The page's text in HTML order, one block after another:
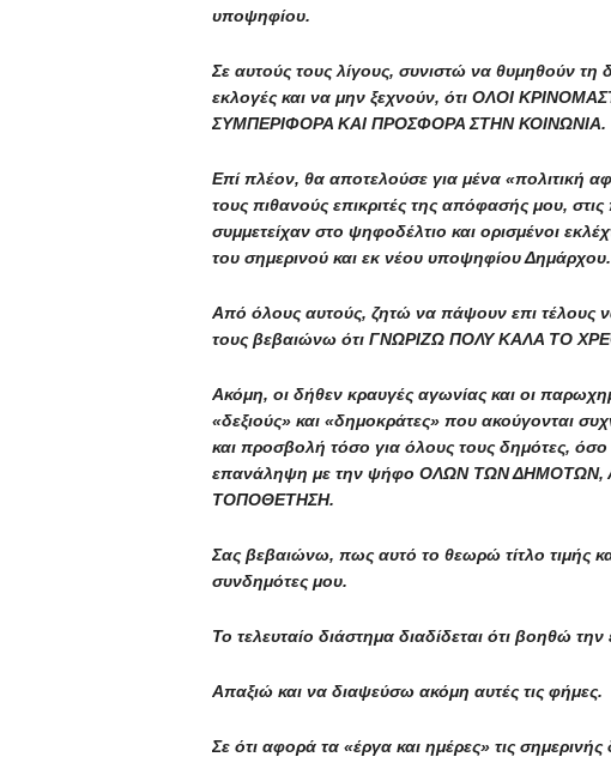
υποψηφίου.
Σε αυτούς τους λίγους, συνιστώ να θυμηθούν τη
εκλογές και να μην ξεχνούν, ότι ΟΛΟΙ
ΣΥΜΠΕΡΙΦΟΡΑ ΚΑΙ ΠΡΟΣΦΟΡΑ ΣΤΗΝ ΚΟΙΝΩΝΙΑ.
Επί πλέον, θα αποτελούσε για μένα «πολιτική
τους πιθανούς επικριτές της απόφασής μου,
συμμετείχαν στο ψηφοδέλτιο και ορισμένοι
του σημερινού και εκ νέου υποψηφίου Δημάρχου.
Από όλους αυτούς, ζητώ να πάψουν επι τέλους
τους βεβαιώνω ότι ΓΝΩΡΙΖΩ ΠΟΛΥ ΚΑΛΑ ΤΟ
Ακόμη, οι δήθεν κραυγές αγωνίας και οι
«δεξιούς» και «δημοκράτες» που ακούγονται
και προσβολή τόσο για όλους τους δημότες,
επανάληψη με την ψήφο ΟΛΩΝ ΤΩΝ
ΤΟΠΟΘΕΤΗΣΗ.
Σας βεβαιώνω, πως αυτό το θεωρώ τίτλο τιμής
συνδημότες μου.
Το τελευταίο διάστημα διαδίδεται ότι βοηθώ
Απαξιώ και να διαψεύσω ακόμη αυτές τις φήμες.
Σε ότι αφορά τα «έργα και ημέρες» τις